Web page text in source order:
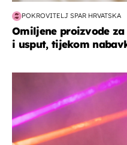
POKROVITELJ SPAR HRVATSKA
Omiljene proizvode
i usput, tijekom